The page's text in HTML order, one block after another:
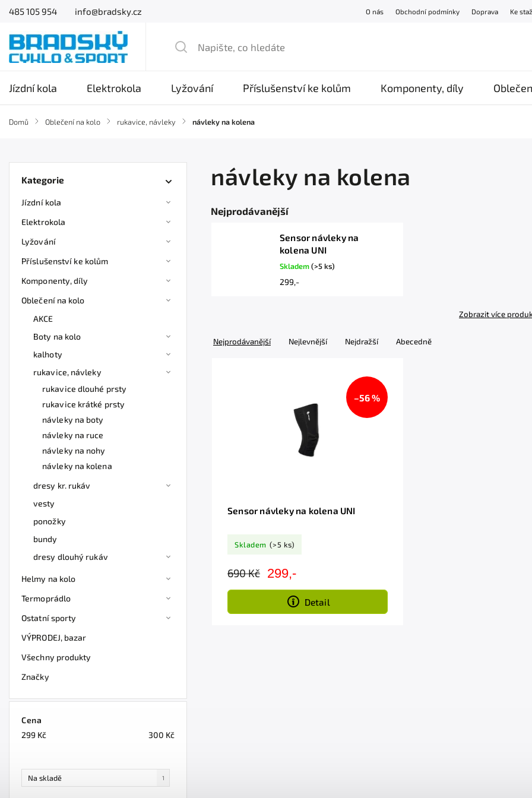
485 105 954 info@bradsky.cz O nás Obchodní podmínky Doprava Ke
Jízdní kola Elektrokola Lyžování Příslušenství ke kolům Komponenty, díly
Domů / Oblečení na kolo / rukavice, návleky / návleky na kolena
Kategorie
Jízdní kola
Elektrokola
Lyžování
Příslušenství ke kolům
Komponenty, díly
Oblečení na kolo
AKCE
Boty na kolo
kalhoty
rukavice, návleky
rukavice dlouhé prsty
rukavice krátké prsty
návleky na boty
návleky na ruce
návleky na nohy
návleky na kolena
dresy kr. rukáv
vesty
ponožky
bundy
dresy dlouhý rukáv
Helmy na kolo
Termoprádlo
Ostatní sporty
VÝPRODEJ, bazar
Všechny produkty
Značky
Cena
299 Kč 300 Kč
Na skladě 1
návleky na kolena
Nejprodávanější
Sensor návleky na
kolena UNI
Skladem(>5 ks)
299,-
Zobrazit více
Nejprodávanější Nejlevnější Nejdražší Abecedně
–56 %
Sensor návleky na kolena UNI
Skladem (>5 ks)
690 Kč 299,-
Detail